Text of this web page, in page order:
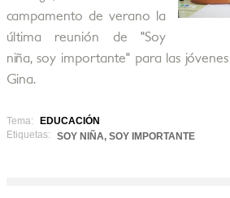
campamento de verano la
última reunión de "Soy
niña, soy importante" para las
Gina.
Tema:
EDUCACIÓN
Etiquetas:
SOY NIÑA, SOY IMPORTANTE